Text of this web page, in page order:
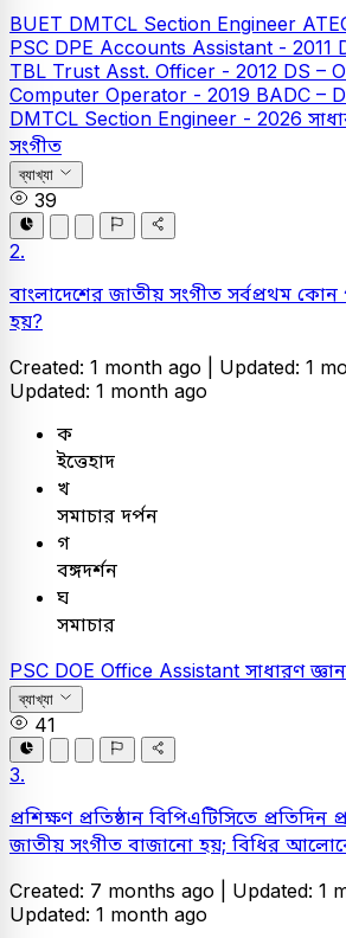
BUET DMTCL Section Engineer
PSC DPE Accounts Assistant - 2011
TBL Trust Asst. Officer - 2012 DS –
Computer Operator - 2019 BADC –
DMTCL Section Engineer - 2026
সংগীত
ব্যাখ্যা
39
2.
বাংলাদেশের জাতীয় সংগীত সর্বপ্রথম কোন
হয়?
Created: 1 month ago | Updated: 1
Updated: 1 month ago
ক
ইত্তেহাদ
খ
সমাচার দর্পন
গ
বঙ্গদর্শন
ঘ
সমাচার
PSC DOE Office Assistant সাধারণ
ব্যাখ্যা
41
3.
প্রশিক্ষণ প্রতিষ্ঠান বিপিএটিসিতে প্রতিদিন
জাতীয় সংগীত বাজানো হয়; বিধির
Created: 7 months ago | Updated: 1
Updated: 1 month ago